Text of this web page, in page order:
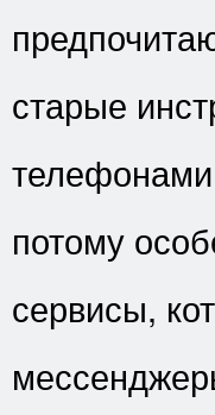
старые
потому
сервисы,